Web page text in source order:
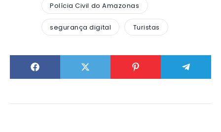
Polícia Civil do Amazonas
segurança digital Turistas